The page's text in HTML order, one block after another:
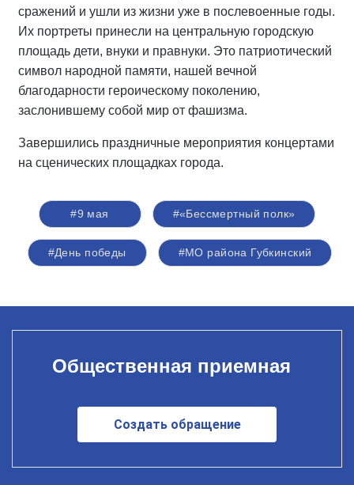
сражений и ушли из жизни уже в послевоенные годы.
Их портреты принесли на центральную городскую
площадь дети, внуки и правнуки. Это патриотический
символ народной памяти, нашей вечной
благодарности героическому поколению,
заслонившему собой мир от фашизма.
Завершились праздничные мероприятия концертами
на сценических площадках города.
#9 мая #«Бессмертный полк»
#День победы #МО района Губкинский
Общественная приемная
Создать обращение